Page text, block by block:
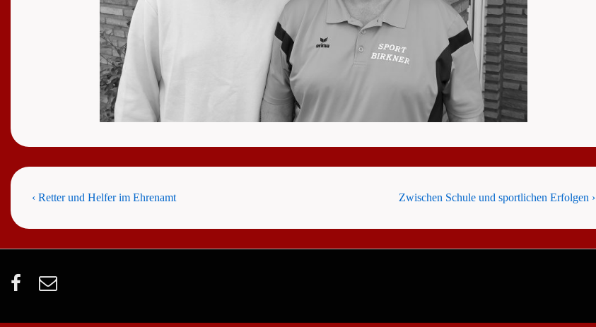
Beitragsnavigation
Previous
‹ Retter und Helfer im Ehrenamt
Next
Zwischen Schule und sportlichen Erfolgen ›